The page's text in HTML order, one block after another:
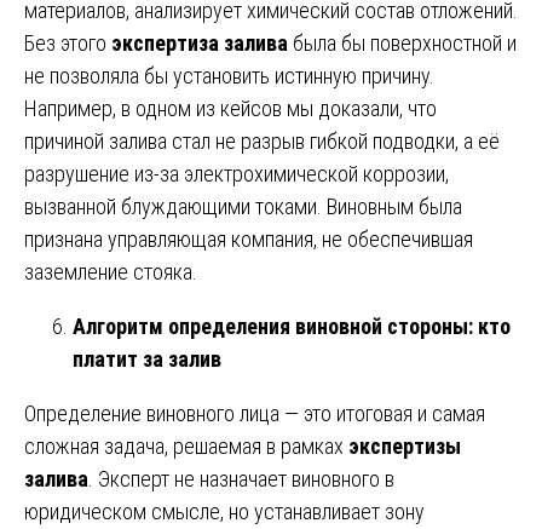
материалов, анализирует химический состав отложений.
Без этого экспертиза залива была бы поверхностной и
не позволяла бы установить истинную причину.
Например, в одном из кейсов мы доказали, что
причиной залива стал не разрыв гибкой подводки, а её
разрушение из-за электрохимической коррозии,
вызванной блуждающими токами. Виновным была
признана управляющая компания, не обеспечившая
заземление стояка.
Алгоритм определения виновной стороны: кто
платит за залив
Определение виновного лица — это итоговая и самая
сложная задача, решаемая в рамках экспертизы
залива . Эксперт не назначает виновного в
юридическом смысле, но устанавливает зону